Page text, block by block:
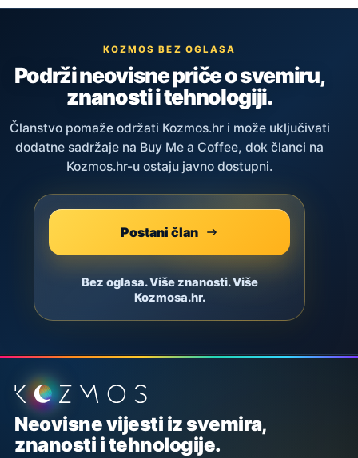
KOZMOS BEZ OGLASA
Podrži neovisne priče o svemiru,
znanosti i tehnologiji.
Članstvo pomaže održati Kozmos.hr i može uključivati
dodatne sadržaje na Buy Me a Coffee, dok članci na
Kozmos.hr-u ostaju javno dostupni.
Postani član
Bez oglasa. Više znanosti. Više
Kozmosa.hr.
Podnožje stranice
Neovisne vijesti iz svemira,
znanosti i tehnologije.